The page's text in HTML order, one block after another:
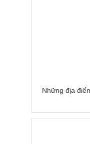
Những địa